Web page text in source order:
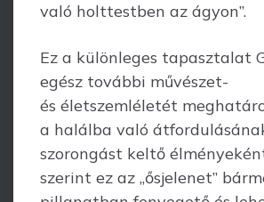
való holttestben az ágyon”.
Ez a különleges tapasztalat
egész további művészet-
és életszemléletét
a halálba való
szorongást keltő
szerint ez az „ősjelenet”